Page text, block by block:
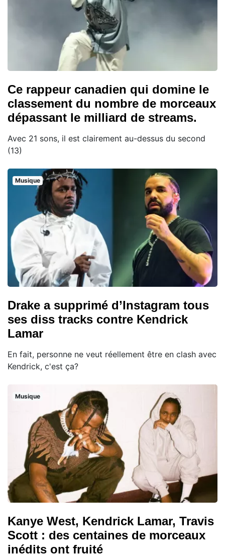
Ce rappeur canadien qui domine le
classement du nombre de morceaux
dépassant le milliard de streams.
Avec 21 sons, il est clairement au-dessus du second
(13)
Musique
Drake a supprimé d’Instagram tous
ses diss tracks contre Kendrick
Lamar
En fait, personne ne veut réellement être en clash avec
Kendrick, c'est ça?
Musique
Kanye West, Kendrick Lamar, Travis
Scott : des centaines de morceaux
inédits ont fruité